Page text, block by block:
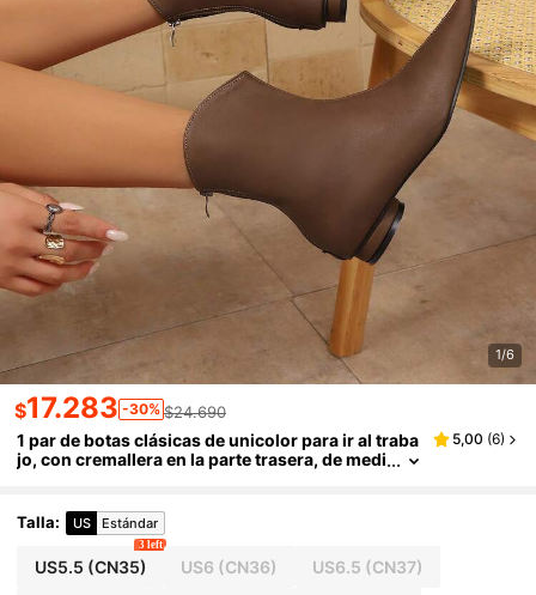
1/6
$17.283 -30% $24.690
1 par de botas clásicas de unicolor para ir al traba
jo, con cremallera en la parte trasera, de medi
nse, botas de invierno, botas Chelsea de tacón ba
jo y punta puntiaguda para mujer
5,00 (6)
Talla: US Estándar
US5.5 (CN35)
3 left
US6 (CN36) US6.5 (CN37)